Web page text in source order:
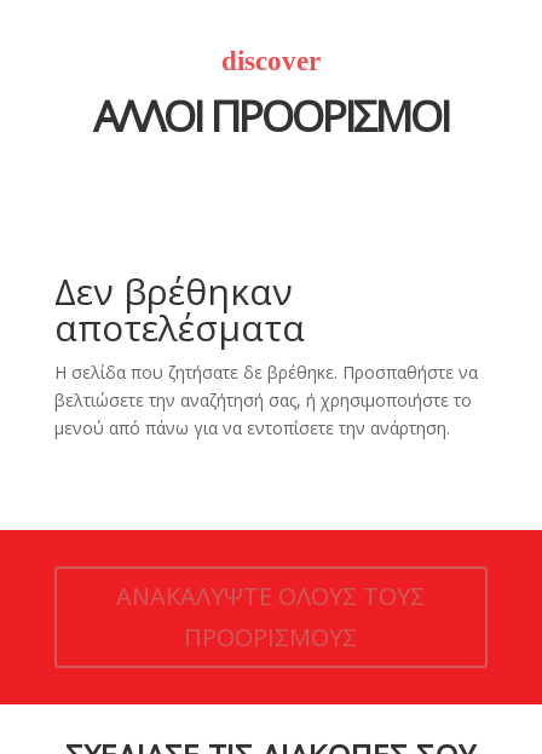
discover
ΑΛΛΟΙ ΠΡΟΟΡΙΣΜΟΙ
Δεν βρέθηκαν
αποτελέσματα
Η σελίδα που ζητήσατε δε βρέθηκε. Προσπαθήστε να
βελτιώσετε την αναζήτησή σας, ή χρησιμοποιήστε το
μενού από πάνω για να εντοπίσετε την ανάρτηση.
ΑΝΑΚΑΛΥΨΤΕ ΟΛΟΥΣ ΤΟΥΣ
ΠΡΟΟΡΙΣΜΟΥΣ